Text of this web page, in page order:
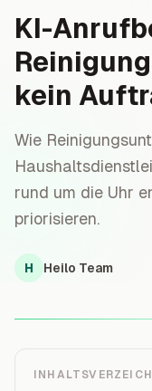
KI-
kein
Wie
rund um die Uhr
priorisieren.
H Heilo Team